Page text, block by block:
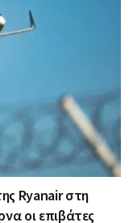
Ryanair στη
οι επιβάτες